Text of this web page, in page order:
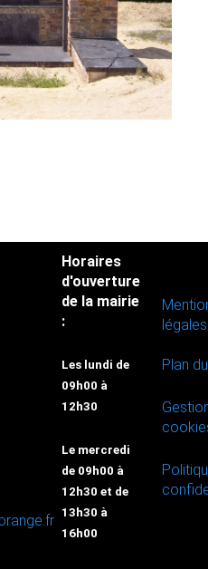
Horaires
d'ouverture
de la mairie
:
Les lundi de
09h00 à
12h30
Le mercredi
de 09h00 à
12h30 et de
13h30 à
16h00
légales
Plan